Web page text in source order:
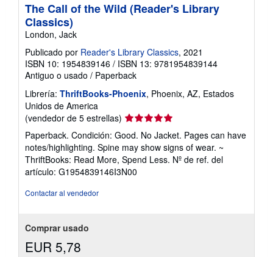
The Call of the Wild (Reader's Library
Classics)
London, Jack
Publicado por Reader's Library Classics, 2021
ISBN 10: 1954839146 / ISBN 13: 9781954839144
Antiguo o usado / Paperback
Librería: ThriftBooks-Phoenix, Phoenix, AZ, Estados
Unidos de America
(vendedor de 5 estrellas) Calificación
del
vendedor:
5
de
5
Paperback. Condición: Good. No Jacket. Pages can have
notes/highlighting. Spine may show signs of wear. ~
ThriftBooks: Read More, Spend Less. Nº de ref. del
artículo: G1954839146I3N00
Contactar al vendedor
Comprar usado
EUR 5,78